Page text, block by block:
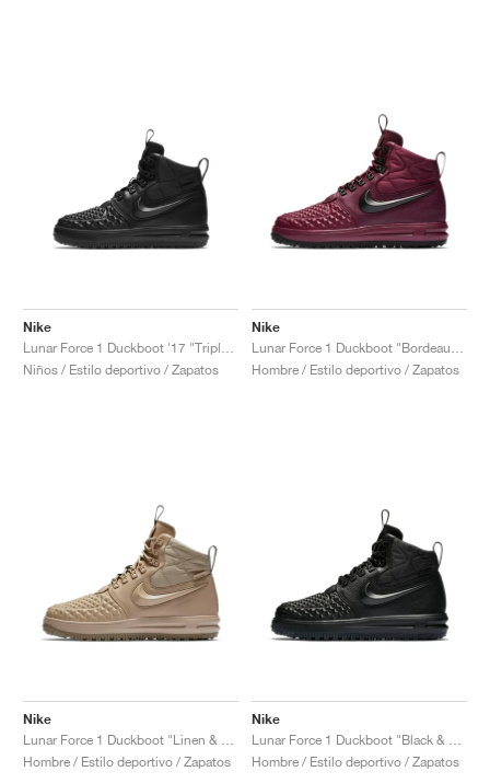
Nike
Niños / Estilo deportivo / Zapatos
Nike
Hombre / Estilo deportivo / Zapatos
Nike
Hombre / Estilo deportivo / Zapatos
Nike
Hombre / Estilo deportivo / Zapatos